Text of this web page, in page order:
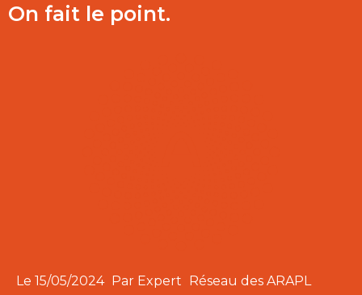
On fait le point.
Le 15/05/2024 Par Expert Réseau des ARAPL